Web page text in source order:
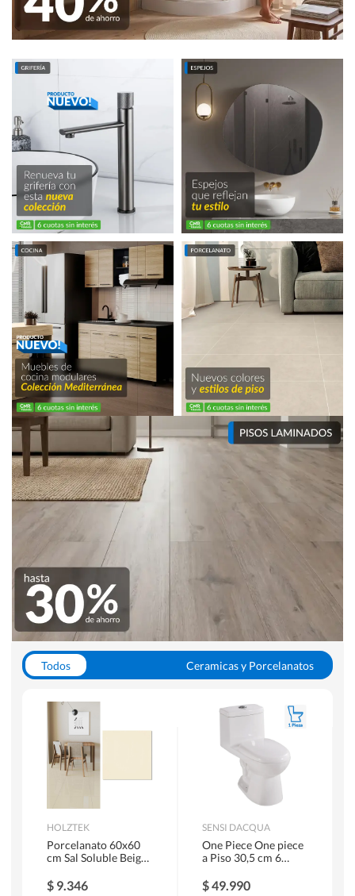
Todos
Ceramicas y Porcelanatos
WC y Sanitarios
Pisos Flotantes y Laminados
Pinturas
HOLZTEK
Porcelanato 60x60
cm Sal Soluble Beige
$ 9.346
SENSI DACQUA
One Piece One piece
a Piso 30,5 cm 6
$49.990